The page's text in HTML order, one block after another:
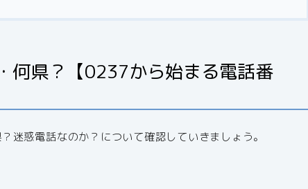
何県？【0237から始まる電話番
迷惑電話なのか？について確認していきましょう。